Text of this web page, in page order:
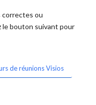
correctes ou
bouton suivant pour
de réunions Visios